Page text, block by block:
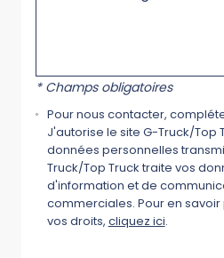
* Champs obligatoires
Pour nous contacter,
J'autorise le site G-Truck/Top
données personnelles
Truck/Top Truck traite vos
d'information et de
commerciales. Pour en
vos droits, cliquez ici.